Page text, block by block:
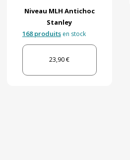
Niveau MLH Antichoc
Stanley
168 produitsen stock
23,90 €